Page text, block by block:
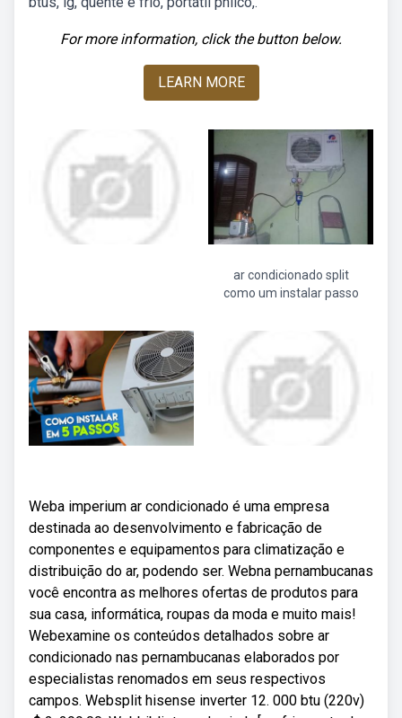
For more information, click the button below.
LEARN MORE
ar condicionado split
como um instalar passo
Weba imperium ar condicionado é uma empresa
destinada ao desenvolvimento e fabricação de
componentes e equipamentos para climatização e
distribuição do ar, podendo ser. Webna pernambucanas
você encontra as melhores ofertas de produtos para
sua casa, informática, roupas da moda e muito mais!
Webexamine os conteúdos detalhados sobre ar
condicionado nas pernambucanas elaborados por
especialistas renomados em seus respectivos
campos. Websplit hisense inverter 12. 000 btu (220v)